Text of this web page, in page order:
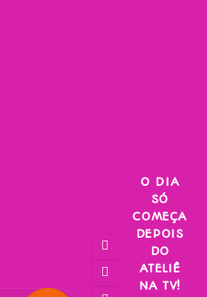
O DIA
SÓ
COMEÇA
DEPOIS
DO
ATELIÊ
NA TV!